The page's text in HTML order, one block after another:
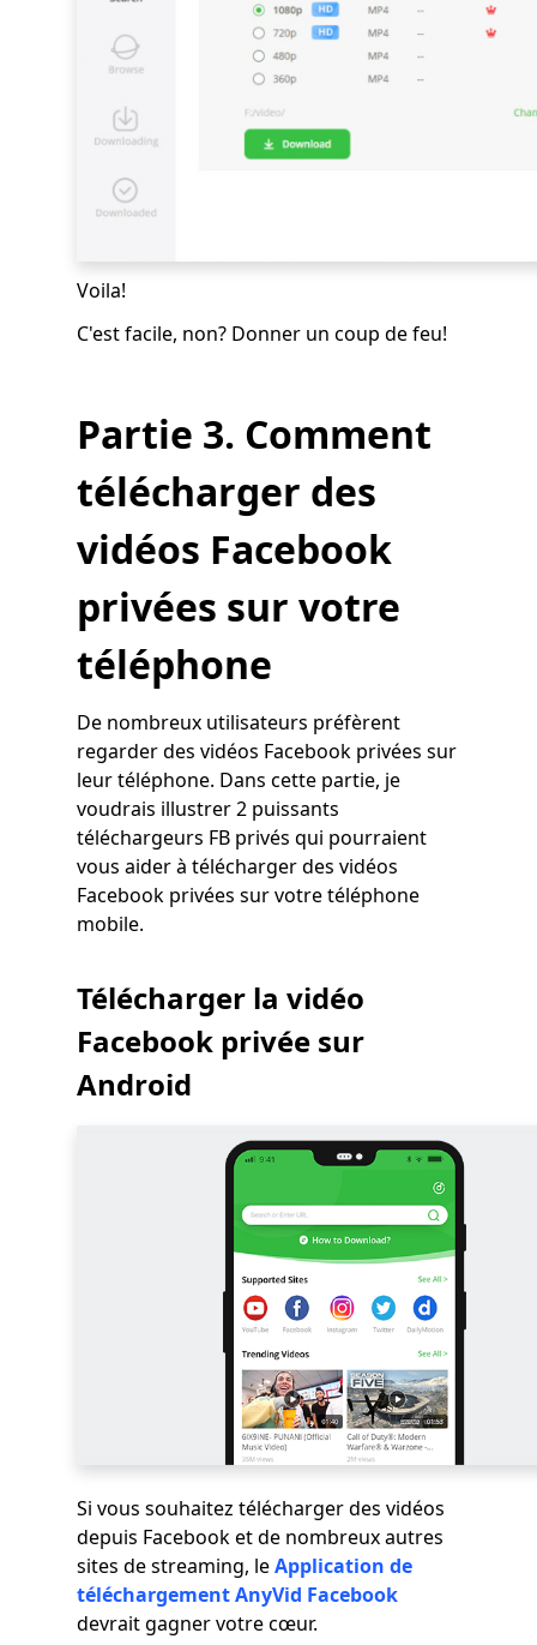
Voila!
C'est facile, non? Donner un coup de feu!
Partie 3. Comment
télécharger des
vidéos Facebook
privées sur votre
téléphone
De nombreux utilisateurs préfèrent
regarder des vidéos Facebook privées sur
leur téléphone. Dans cette partie, je
voudrais illustrer 2 puissants
téléchargeurs FB privés qui pourraient
vous aider à télécharger des vidéos
Facebook privées sur votre téléphone
mobile.
Télécharger la vidéo
Facebook privée sur
Android
Si vous souhaitez télécharger des vidéos
depuis Facebook et de nombreux autres
sites de streaming, leApplication de
téléchargement AnyVid Facebook
devrait gagner votre cœur.